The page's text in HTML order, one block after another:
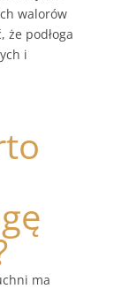
walorów
że podłoga
i
ma